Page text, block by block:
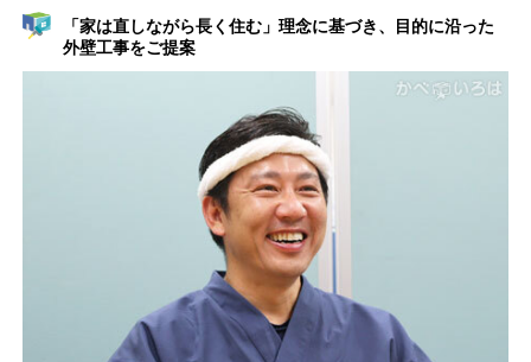
「家は直しながら長く住む」理念に基づき、目的に沿った
外壁工事をご提案